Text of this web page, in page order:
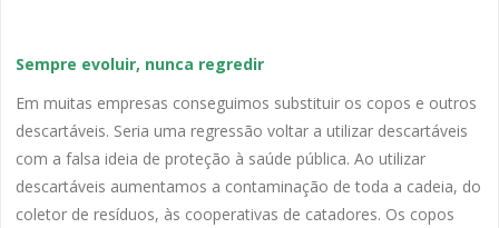
Sempre evoluir, nunca regredir
Em muitas empresas conseguimos substituir os copos e outros
descartáveis. Seria uma regressão voltar a utilizar descartáveis
com a falsa ideia de proteção à saúde pública. Ao utilizar
descartáveis aumentamos a contaminação de toda a cadeia, do
coletor de resíduos, às cooperativas de catadores. Os copos